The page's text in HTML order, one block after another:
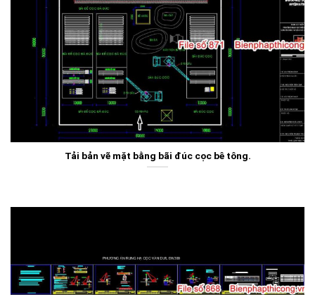
Tải bản vẽ mặt bằng bãi đúc cọc bê tông.